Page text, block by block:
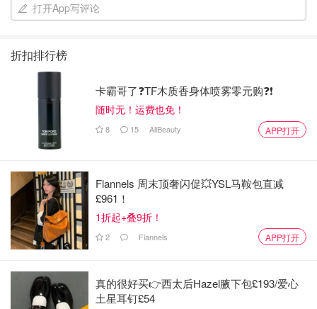
介绍了酒吧，接下来，我们就来看看那些谈论鸡尾酒时常用
Base-也叫做base liquor，是基调酒， 通常都是烈酒。常见
的如下，
Vodka Martini
- 伏特加马提尼酒。是Vodka base （以伏特
加为基调的酒）。 最基础也是最经典的鸡尾酒。通常有两
打开App写评论
折扣排行榜
卡霸哥了❓TF木质香身体喷雾零元购❓❗
随时无！运费也免！
8 15 AllBeauty APP打开
Flannels 周末顶奢闪促💥YSL马鞍包直减
£961！
1折起+叠9折！
2 Flannels APP打开
真的很好买👉西太后Hazel腋下包£193/爱心
土星耳钉£54